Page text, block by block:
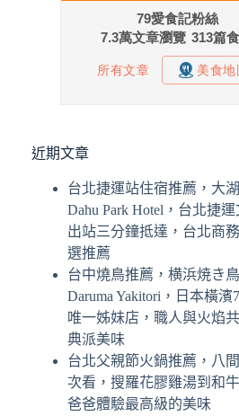
近期文章
台北捷運站住宿推薦，大
Dahu Park Hotel，台北捷
出站三分鐘抵達，台北商
選推薦
台中燒鳥推薦，横浜焼き
Daruma Yakitori，日本橫
唯一姊妹店，職人與火焰
典派美味
台北父親節火鍋推薦，八
次看，搜羅花膠雞湯到和
爸爸體驗最高級的美味